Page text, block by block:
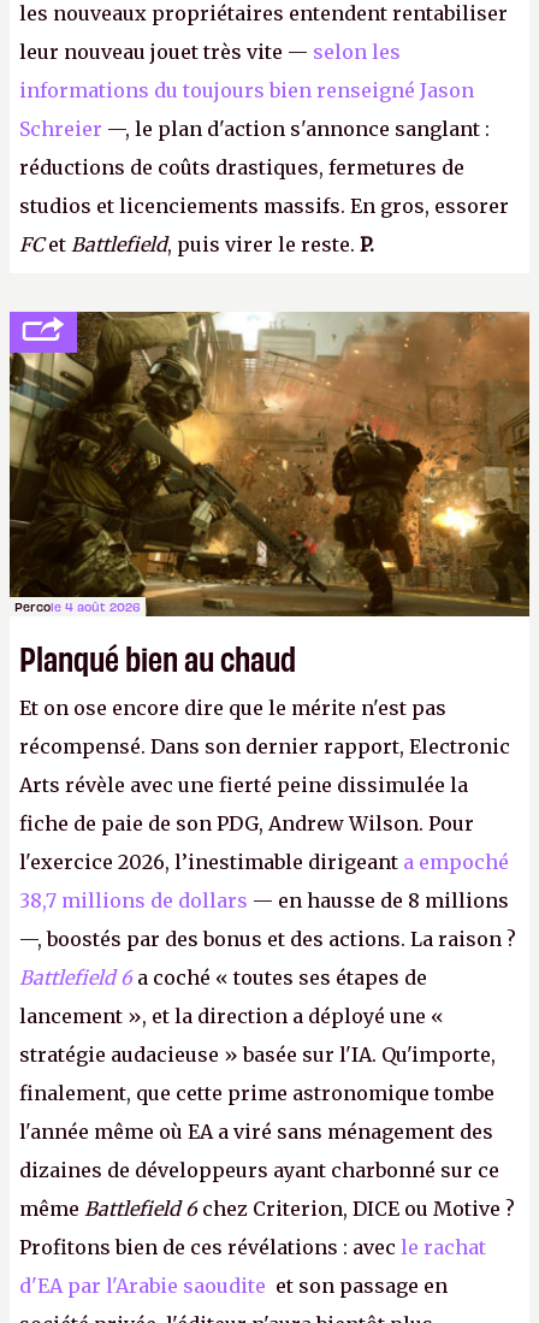
les nouveaux propriétaires entendent rentabiliser
leur nouveau jouet très vite — selon les
informations du toujours bien renseigné Jason
Schreier —, le plan d'action s'annonce sanglant :
réductions de coûts drastiques, fermetures de
studios et licenciements massifs. En gros, essorer
FCet Battlefield, puis virer le reste. P.
Percole 4 août 2026
Planqué bien au chaud
Et on ose encore dire que le mérite n'est pas
récompensé. Dans son dernier rapport, Electronic
Arts révèle avec une fierté peine dissimulée la
fiche de paie de son PDG, Andrew Wilson. Pour
l'exercice 2026, l’inestimable dirigeant a empoché
38,7 millions de dollars — en hausse de 8 millions
—, boostés par des bonus et des actions. La raison ?
Battlefield 6 a coché « toutes ses étapes de
lancement », et la direction a déployé une «
stratégie audacieuse » basée sur l'IA. Qu'importe,
finalement, que cette prime astronomique tombe
l'année même où EA a viré sans ménagement des
dizaines de développeurs ayant charbonné sur ce
même Battlefield 6chez Criterion, DICE ou Motive ?
Profitons bien de ces révélations : avec le rachat
d'EA par l'Arabie saoudite et son passage en